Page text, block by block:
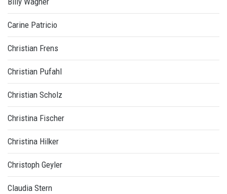
Carine Patricio
Christian Frens
Christian Pufahl
Christian Scholz
Christina Fischer
Christina Hilker
Christoph Geyler
Claudia Stern